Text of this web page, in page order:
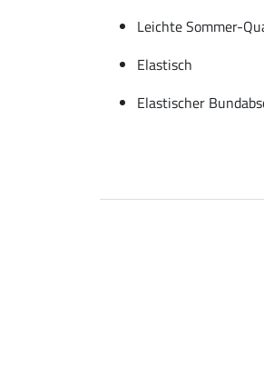
Leichte Sommer-
Elastisch
Elastischer